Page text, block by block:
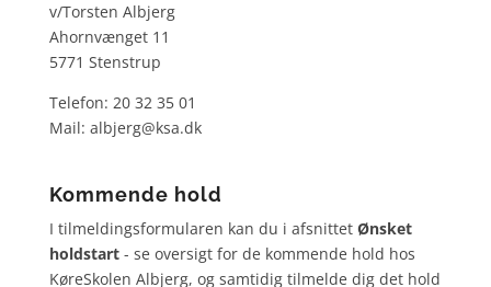
v/Torsten Albjerg
Ahornvænget 11
5771 Stenstrup
Telefon: 20 32 35 01
Mail: albjerg@ksa.dk
Kommende hold
I tilmeldingsformularen kan du i afsnittet Ønsket
holdstart- se oversigt for de kommende hold hos
KøreSkolen Albjerg, og samtidig tilmelde dig det hold